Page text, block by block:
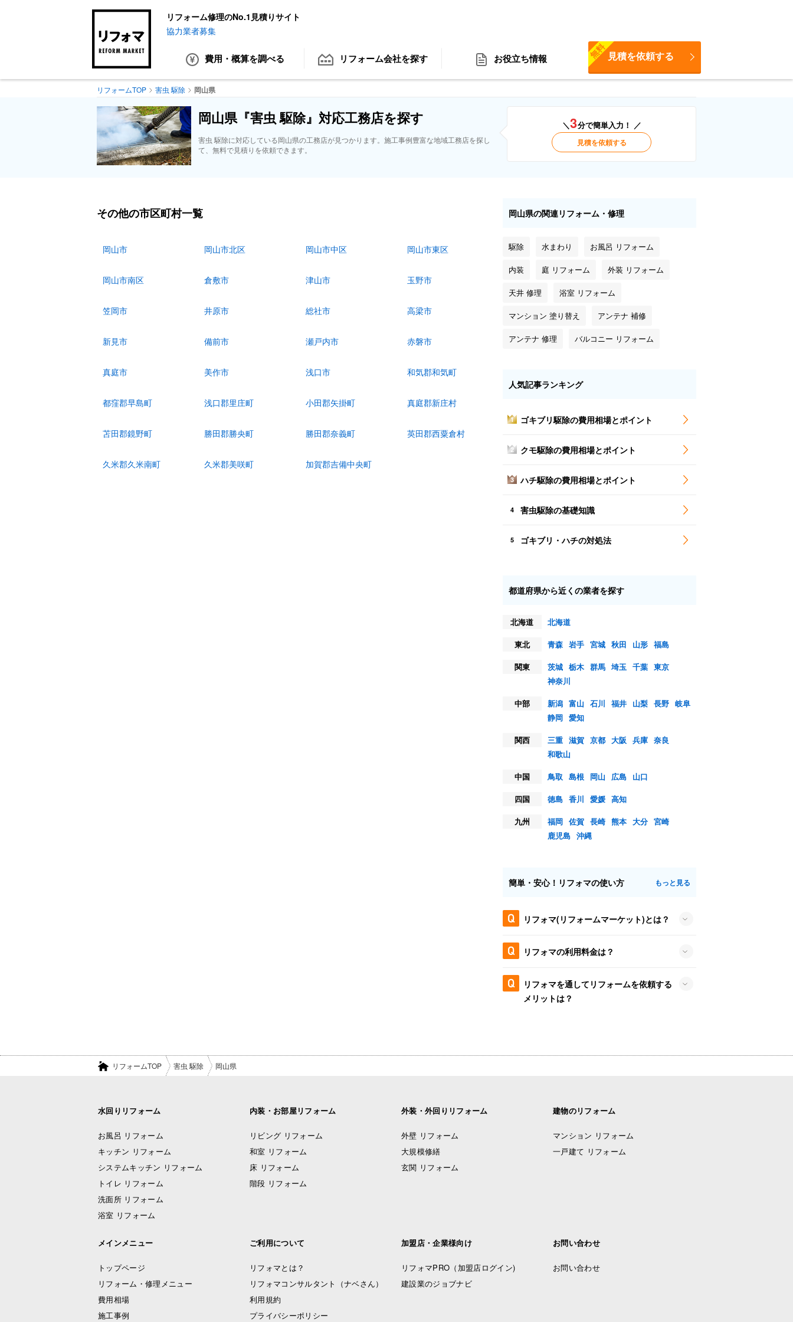
リフォーム修理のNo.1見積りサイト
協力業者募集
費用・概算を調べる リフォーム会社を探す お役立ち情報 見積を依頼する
無料
リフォームTOP 害虫 駆除 岡山県
岡山県『害虫 駆除』対応工務店を探す
害虫 駆除に対応している岡山県の工務店が見つかります。施工事例豊富な地域工務店を探し
て、無料で見積りを依頼できます。
＼3分で簡単入力！ ／
見積を依頼する
その他の市区町村一覧
岡山市 岡山市北区 岡山市中区 岡山市東区
岡山市南区 倉敷市 津山市 玉野市
笠岡市 井原市 総社市 高梁市
新見市 備前市 瀬戸内市 赤磐市
真庭市 美作市 浅口市 和気郡和気町
都窪郡早島町 浅口郡里庄町 小田郡矢掛町 真庭郡新庄村
苫田郡鏡野町 勝田郡勝央町 勝田郡奈義町 英田郡西粟倉村
久米郡久米南町 久米郡美咲町 加賀郡吉備中央町
岡山県の関連リフォーム・修理
駆除 水まわり お風呂 リフォーム
内装 庭 リフォーム 外装 リフォーム
天井 修理 浴室 リフォーム
マンション 塗り替え アンテナ 補修
アンテナ 修理 バルコニー リフォーム
人気記事ランキング
1 ゴキブリ駆除の費用相場とポイント
2 クモ駆除の費用相場とポイント
3 ハチ駆除の費用相場とポイント
4 害虫駆除の基礎知識
5 ゴキブリ・ハチの対処法
都道府県から近くの業者を探す
北海道
北海道
東北
青森 岩手 宮城 秋田 山形 福島
関東
茨城 栃木 群馬 埼玉 千葉 東京
神奈川
中部
新潟 富山 石川 福井 山梨 長野 岐阜
静岡 愛知
関西
三重 滋賀 京都 大阪 兵庫 奈良
和歌山
中国
鳥取 島根 岡山 広島
山口
四国
徳島 香川 愛媛 高知
九州
福岡 佐賀 長崎 熊本 大分 宮崎
鹿児島 沖縄
簡単・安心！リフォマの使い方 もっと見る
リフォマ(リフォームマーケット)とは？
リフォマの利用料金は？
リフォマを通してリフォームを依頼する
メリットは？
リフォームTOP 害虫 駆除 岡山県
水回りリフォーム
お風呂 リフォーム
キッチン リフォーム
システムキッチン リフォーム
トイレ リフォーム
洗面所 リフォーム
浴室 リフォーム
内装・お部屋リフォーム
リビング リフォーム
和室 リフォーム
床 リフォーム
階段 リフォーム
外装・外回りリフォーム
外壁 リフォーム
大規模修繕
玄関 リフォーム
建物のリフォーム
マンション リフォーム
一戸建て リフォーム
メインメニュー
トップページ
リフォーム・修理メニュー
費用相場
施工事例
ご利用について
リフォマとは？
リフォマコンサルタント（ナベさん）
利用規約
プライバシーポリシー
加盟店・企業様向け
リフォマPRO （加盟店ログイン)
建設業のジョブナビ
お問い合わせ
お問い合わせ